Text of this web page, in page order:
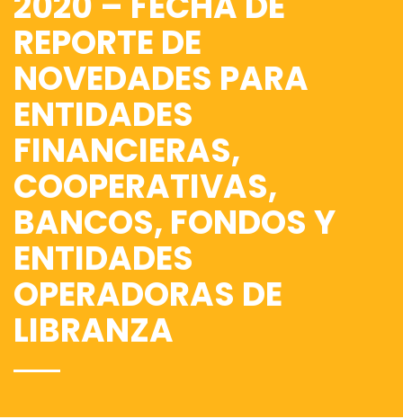
REPORTE DE
NOVEDADES PARA
ENTIDADES
FINANCIERAS,
COOPERATIVAS,
BANCOS, FONDOS Y
ENTIDADES
OPERADORAS DE
LIBRANZA